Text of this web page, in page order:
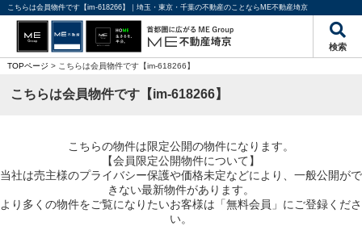
こちらは会員物件です【im-618266】｜埼玉・東京・千葉の不動産のことならME不動産埼京
検索
TOPページ > こちらは会員物件です【im-618266】
こちらは会員物件です【im-618266】
こちらの物件は限定公開の物件になります。
【会員限定公開物件について】
当社は売主様のプライバシー保護や価格未定などにより、一般公開がで
きない最新物件があります。
より多くの物件をご覧になりたいお客様は「無料会員」にご登録くださ
い。